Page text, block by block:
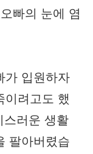
빠의 눈에 염
가 입원하자
이려고도 했
스러운 생활
팔아버렸습